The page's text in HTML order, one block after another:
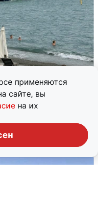
применяются
сайте, вы
на их
рассказали